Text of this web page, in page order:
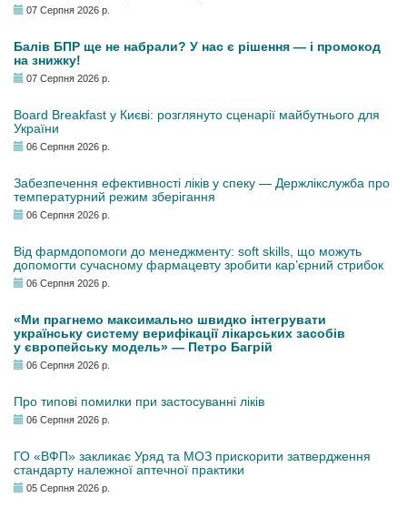
07 Серпня 2026 р.
Балів БПР ще не набрали? У нас є рішення — і промокод
на знижку!
07 Серпня 2026 р.
Board Breakfast у Києві: розглянуто сценарії майбутнього для
України
06 Серпня 2026 р.
Забезпечення ефективності ліків у спеку — Держлікслужба про
температурний режим зберігання
06 Серпня 2026 р.
Від фармдопомоги до менеджменту: soft skills, що можуть
допомогти сучасному фармацевту зробити кар’єрний стрибок
06 Серпня 2026 р.
«Ми прагнемо максимально швидко інтегрувати
українську систему верифікації лікарських засобів
у європейську модель» — Петро Багрій
06 Серпня 2026 р.
Про типові помилки при застосуванні ліків
06 Серпня 2026 р.
ГО «ВФП» закликає Уряд та МОЗ прискорити затвердження
стандарту належної аптечної практики
05 Серпня 2026 р.